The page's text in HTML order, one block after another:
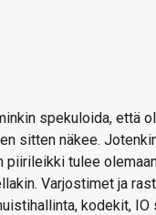
spekuloida, että
sitten näkee.
piirileikki tulee
Varjostimet ja
kodekit, IO